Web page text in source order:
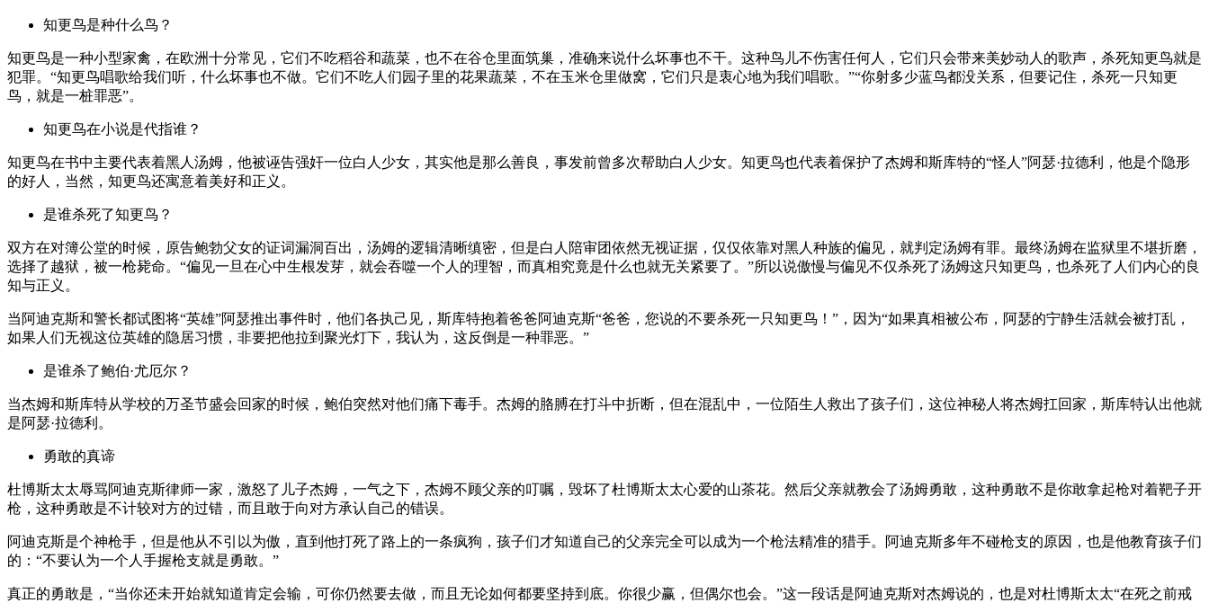
知更鸟是种什么鸟？
知更鸟是一种小型家禽，在欧洲十分常见，它们不吃稻谷和蔬菜，也不在谷仓里面筑巢，准确来说什么坏事也不干。这种鸟儿不伤害任何人，它们只会带来美妙动人的歌声，杀死知更鸟就是
犯罪。“知更鸟唱歌给我们听，什么坏事也不做。它们不吃人们园子里的花果蔬菜，不在玉米仓里做窝，它们只是衷心地为我们唱歌。”“你射多少蓝鸟都没关系，但要记住，杀死一只知更
鸟，就是一桩罪恶”。
知更鸟在小说是代指谁？
知更鸟在书中主要代表着黑人汤姆，他被诬告强奸一位白人少女，其实他是那么善良，事发前曾多次帮助白人少女。知更鸟也代表着保护了杰姆和斯库特的“怪人”阿瑟·拉德利，他是个隐形
的好人，当然，知更鸟还寓意着美好和正义。
是谁杀死了知更鸟？
双方在对簿公堂的时候，原告鲍勃父女的证词漏洞百出 ，汤姆的逻辑清晰缜密，但是白人陪审团依然无视证据，仅仅依靠对黑人种族的偏见，就判定汤姆有罪。 最终汤姆在监狱里不堪折磨，
选择了越狱，被一枪毙命。“偏见一旦在心中生根发芽，就会吞噬一个人的理智，而真相究竟是什么也就无关紧要了。”所以说傲慢与偏见不仅杀死了汤姆这只知更鸟，也杀死了人们内心的良
知与正义。
当阿迪克斯和警长都试图将“英雄”阿瑟推出事件时，他们各执己见，斯库特抱着爸爸阿迪克斯“爸爸，您说的不要杀死一只知更鸟！”，因为“如果真相被公布，阿瑟的宁静生活就会被打乱，
如果人们无视这位英雄的隐居习惯，非要把他拉到聚光灯下，我认为，这反倒是一种罪恶。”
是谁杀了鲍伯·尤厄尔？
当杰姆和斯库特从学校的万圣节盛会回家的时候，鲍伯突然对他们痛下毒手。杰姆的胳膊在打斗中折断，但在混乱中，一位陌生人救出了孩子们，这位神秘人将杰姆扛回家，斯库特认出他就
是阿瑟·拉德利。
勇敢的真谛
杜博斯太太辱骂阿迪克斯律师一家，激怒了儿子杰姆，一气之下，杰姆不顾父亲的叮嘱，毁坏了杜博斯太太心爱的山茶花。然后父亲就教会了汤姆勇敢，这种勇敢不是你敢拿起枪对着靶子开
枪，这种勇敢是不计较对方的过错，而且敢于向对方承认自己的错误。
阿迪克斯是个神枪手，但是他从不引以为傲，直到他打死了路上的一条疯狗，孩子们才知道自己的父亲完全可以成为一个枪法精准的猎手。阿迪克斯多年不碰枪支的原因，也是他教育孩子们
的：“不要认为一个人手握枪支就是勇敢。”
真正的勇敢是，“当你还未开始就知道肯定会输，可你仍然要去做，而且无论如何都要坚持到底。你很少赢，但偶尔也会。”这一段话是阿迪克斯对杰姆说的，也是对杜博斯太太“在死之前戒